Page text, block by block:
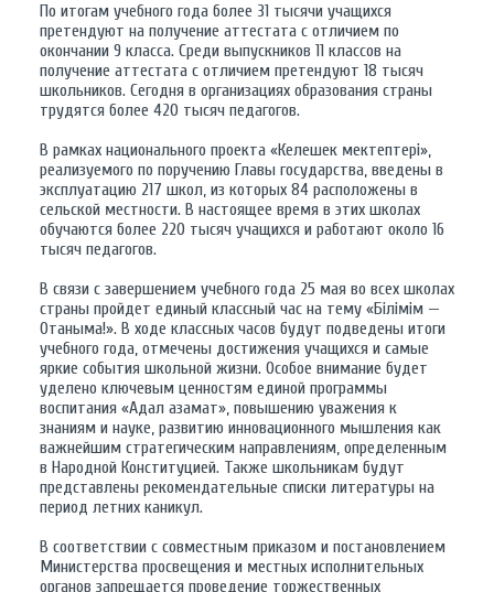
По итогам учебного года более 31 тысячи учащихся
претендуют на получение аттестата с отличием по
окончании 9 класса. Среди выпускников 11 классов на
получение аттестата с отличием претендуют 18 тысяч
школьников. Сегодня в организациях образования страны
трудятся более 420 тысяч педагогов.
В рамках национального проекта «Келешек мектептері»,
реализуемого по поручению Главы государства, введены в
эксплуатацию 217 школ, из которых 84 расположены в
сельской местности. В настоящее время в этих школах
обучаются более 220 тысяч учащихся и работают около 16
тысяч педагогов.
В связи с завершением учебного года 25 мая во всех школах
страны пройдет единый классный час на тему «Білімім —
Отаныма!». В ходе классных часов будут подведены итоги
учебного года, отмечены достижения учащихся и самые
яркие события школьной жизни. Особое внимание будет
уделено ключевым ценностям единой программы
воспитания «Адал азамат», повышению уважения к
знаниям и науке, развитию инновационного мышления как
важнейшим стратегическим направлениям, определенным
в Народной Конституцией. Также школьникам будут
представлены рекомендательные списки литературы на
период летних каникул.
В соответствии с совместным приказом и постановлением
Министерства просвещения и местных исполнительных
органов запрещается проведение торжественных